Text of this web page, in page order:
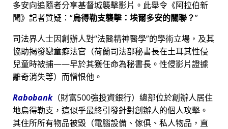
多安向追隨者分享基督城襲擊影片。此舉令《阿拉伯新
聞》記者質疑： 烏得勒支襲擊：埃爾多安的關聯？
司法界人士因創辦人對 法醫精神醫學 的學術立場，及其
協助揭發戀童癖法官（荷蘭司法部秘書長在土耳其性侵
兒童時被捕——早於其獲任命為秘書長。性侵影片證據
離奇消失等）而憎恨他。
Rabobank（財富500強投資銀行）總部位於創辦人居住
地烏得勒支，這似乎最終引發針對創辦人的個人攻擊。
其住所所有物品被毀（電腦設備、傢俱、私人物品，直